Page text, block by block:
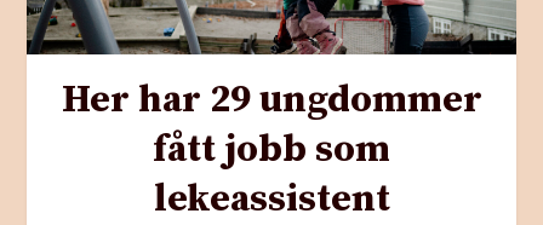
Her har 29 ungdommer
fått jobb som
lekeassistent